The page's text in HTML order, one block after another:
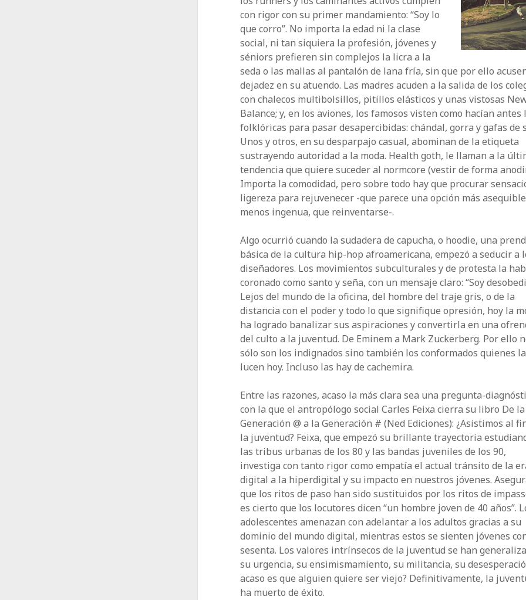
con rigor con su primer mandamiento: “Soy lo
que corro”. No importa la edad ni la clase
social, ni tan siquiera la profesión, jóvenes y
séniors prefieren sin complejos la licra a la
seda o las mallas al pantalón de lana fría, sin que por ello
dejadez en su atuendo. Las madres acuden a la salida de los
con chalecos multibolsillos, pitillos elásticos y unas vistosas
Balance; y, en los aviones, los famosos visten como hacían antes
folklóricas para pasar desapercibidas: chándal, gorra y gafas de
Unos y otros, en su desparpajo casual, abominan de la etiqueta
sustrayendo autoridad a la moda. Health goth, le llaman a la
tendencia que quiere suceder al normcore (vestir de forma
Importa la comodidad, pero sobre todo hay que procurar
ligereza para rejuvenecer -que parece una opción más
menos ingenua, que reinventarse-.
Algo ocurrió cuando la sudadera de capucha, o hoodie, una
básica de la cultura hip-hop afroamericana, empezó a seducir a
diseñadores. Los movimientos subculturales y de protesta la
coronado como santo y seña, con un mensaje claro: “Soy
Lejos del mundo de la oficina, del hombre del traje gris, o de la
distancia con el poder y todo lo que signifique opresión, hoy la
ha logrado banalizar sus aspiraciones y convertirla en una
del culto a la juventud. De Eminem a Mark Zuckerberg. Por ello
sólo son los indignados sino también los conformados quienes la
lucen hoy. Incluso las hay de cachemira.
Entre las razones, acaso la más clara sea una pregunta-
con la que el antropólogo social Carles Feixa cierra su libro De la
Generación @ a la Generación # (Ned Ediciones): ¿Asistimos al
la juventud? Feixa, que empezó su brillante trayectoria
las tribus urbanas de los 80 y las bandas juveniles de los 90,
investiga con tanto rigor como empatía el actual tránsito de la
digital a la hiperdigital y su impacto en nuestros jóvenes.
que los ritos de paso han sido sustituidos por los ritos de
es cierto que los locutores dicen “un hombre joven de 40 años”.
adolescentes amenazan con adelantar a los adultos gracias a su
dominio del mundo digital, mientras estos se sienten jóvenes
sesenta. Los valores intrínsecos de la juventud se han
su urgencia, su ensimismamiento, su militancia, su
acaso es que alguien quiere ser viejo? Definitivamente, la
ha muerto de éxito.